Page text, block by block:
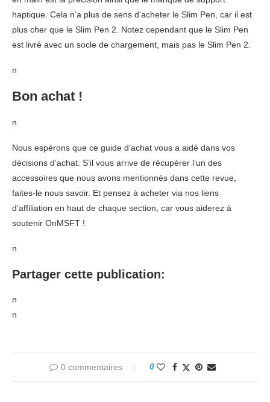
haptique. Cela n’a plus de sens d’acheter le Slim Pen, car il est
plus cher que le Slim Pen 2. Notez cependant que le Slim Pen
est livré avec un socle de chargement, mais pas le Slim Pen 2.
n
Bon achat !
n
Nous espérons que ce guide d’achat vous a aidé dans vos
décisions d’achat. S’il vous arrive de récupérer l’un des
accessoires que nous avons mentionnés dans cette revue,
faites-le nous savoir. Et pensez à acheter via nos liens
d’affiliation en haut de chaque section, car vous aiderez à
soutenir OnMSFT !
n
Partager cette publication:
n
n
0 commentaires 0